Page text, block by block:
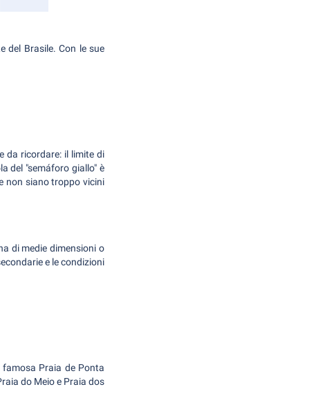
del Brasile. Con le sue
da ricordare: il limite di
del "semáforo giallo" è
non siano troppo vicini
di medie dimensioni o
e le condizioni
Praia de Ponta
do Meio e Praia dos